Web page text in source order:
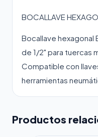
BOCALLAVE
Bocallave hexagonal
de 1/2" para tuercas
Compatible con
herramientas
Productos